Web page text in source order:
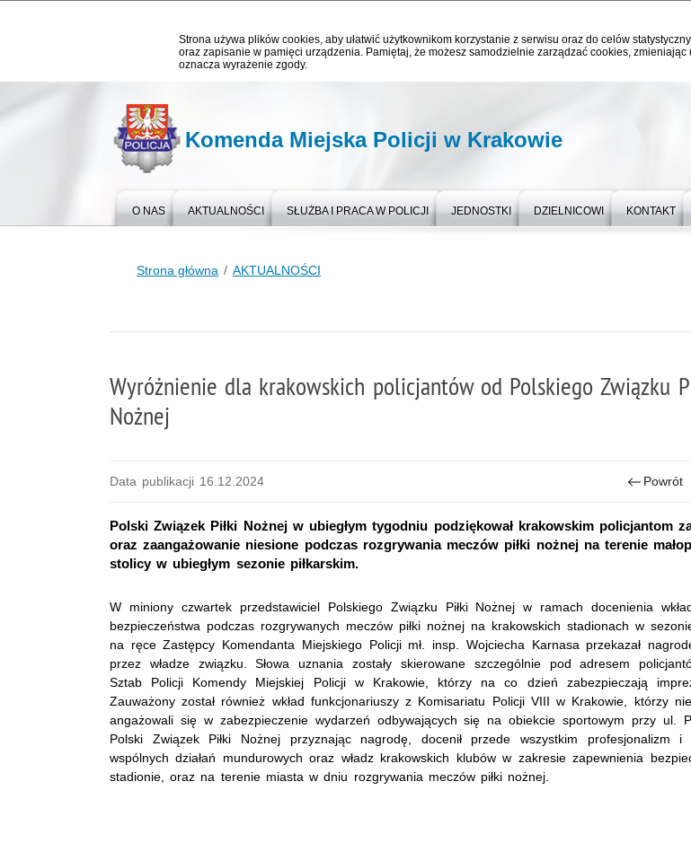
Strona używa plików cookies, aby ułatwić użytkownikom korzystanie z serwisu oraz do celów
oraz zapisanie w pamięci urządzenia. Pamiętaj, że możesz samodzielnie zarządzać cookies,
oznacza wyrażenie zgody.
Komenda Miejska Policji w Krakowie
O NAS AKTUALNOŚCI SŁUŻBA I PRACA W POLICJI JEDNOSTKI DZIELNICOWI KONTAKT
Strona główna AKTUALNOŚCI
Wyróżnienie dla krakowskich policjantów od Polskiego Związku
Nożnej
Data publikacji 16.12.2024 Powrót
Polski Związek Piłki Nożnej w ubiegłym tygodniu podziękował krakowskim policjantom
oraz zaangażowanie niesione podczas rozgrywania meczów piłki nożnej na terenie
stolicy w ubiegłym sezonie piłkarskim.
W miniony czwartek przedstawiciel Polskiego Związku Piłki Nożnej w ramach docenienia
bezpieczeństwa podczas rozgrywanych meczów piłki nożnej na krakowskich stadionach w
na ręce Zastępcy Komendanta Miejskiego Policji mł. insp. Wojciecha Karnasa przekazał
przez władze związku. Słowa uznania zostały skierowane szczególnie pod adresem
Sztab Policji Komendy Miejskiej Policji w Krakowie, którzy na co dzień zabezpieczają
Zauważony został również wkład funkcjonariuszy z Komisariatu Policji VIII w Krakowie, którzy
angażowali się w zabezpieczenie wydarzeń odbywających się na obiekcie sportowym przy ul.
Polski Związek Piłki Nożnej przyznając nagrodę, docenił przede wszystkim profesjonalizm i
wspólnych działań mundurowych oraz władz krakowskich klubów w zakresie zapewnienia
stadionie, oraz na terenie miasta w dniu rozgrywania meczów piłki nożnej.